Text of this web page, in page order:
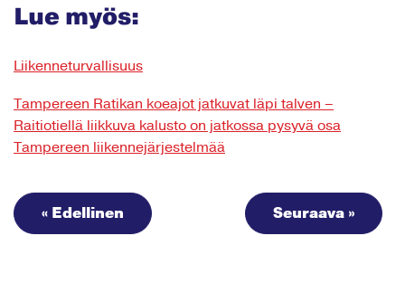
Lue myös:
Liikenneturvallisuus
Tampereen Ratikan koeajot jatkuvat läpi talven –
Raitiotiellä liikkuva kalusto on jatkossa pysyvä osa
Tampereen liikennejärjestelmää
Seuraava »
« Edellinen